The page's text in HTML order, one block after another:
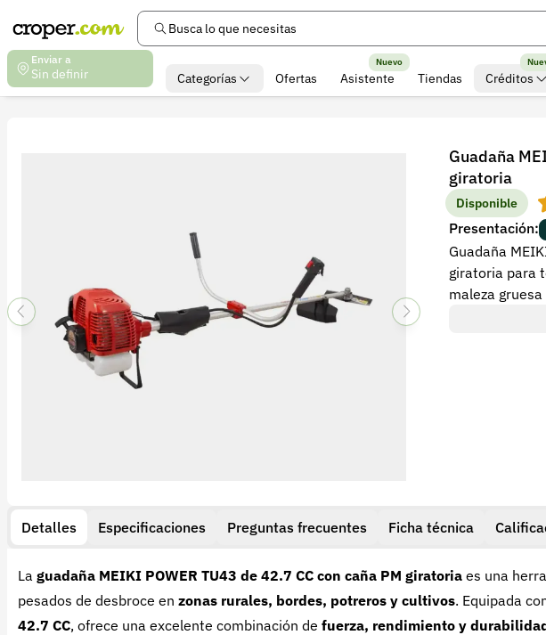
Busca lo que necesitas
Enviar a
Sin definir Categorías Ofertas Asistente
Nuevo
Tiendas Créditos
Guadaña
giratoria
Disponible
Presentación:
Guadaña
giratoria para
maleza
Detalles Especificaciones Preguntas frecuentes Ficha técnica
La guadaña MEIKI POWER TU43 de 42.7 CC con caña PM giratoria es una
pesados de desbroce en zonas rurales, bordes, potreros y cultivos. Equipada
42.7 CC, ofrece una excelente combinación de fuerza, rendimiento y